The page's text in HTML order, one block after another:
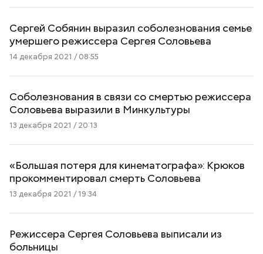
Сергей Собянин выразил соболезнования семье
умершего режиссера Сергея Соловьева
14 декабря 2021 / 08:55
Соболезнования в связи со смертью режиссера
Соловьева выразили в Минкультуры
13 декабря 2021 / 20:13
«Большая потеря для кинематографа»: Крюков
прокомментировал смерть Соловьева
13 декабря 2021 / 19:34
Режиссера Сергея Соловьева выписали из
больницы